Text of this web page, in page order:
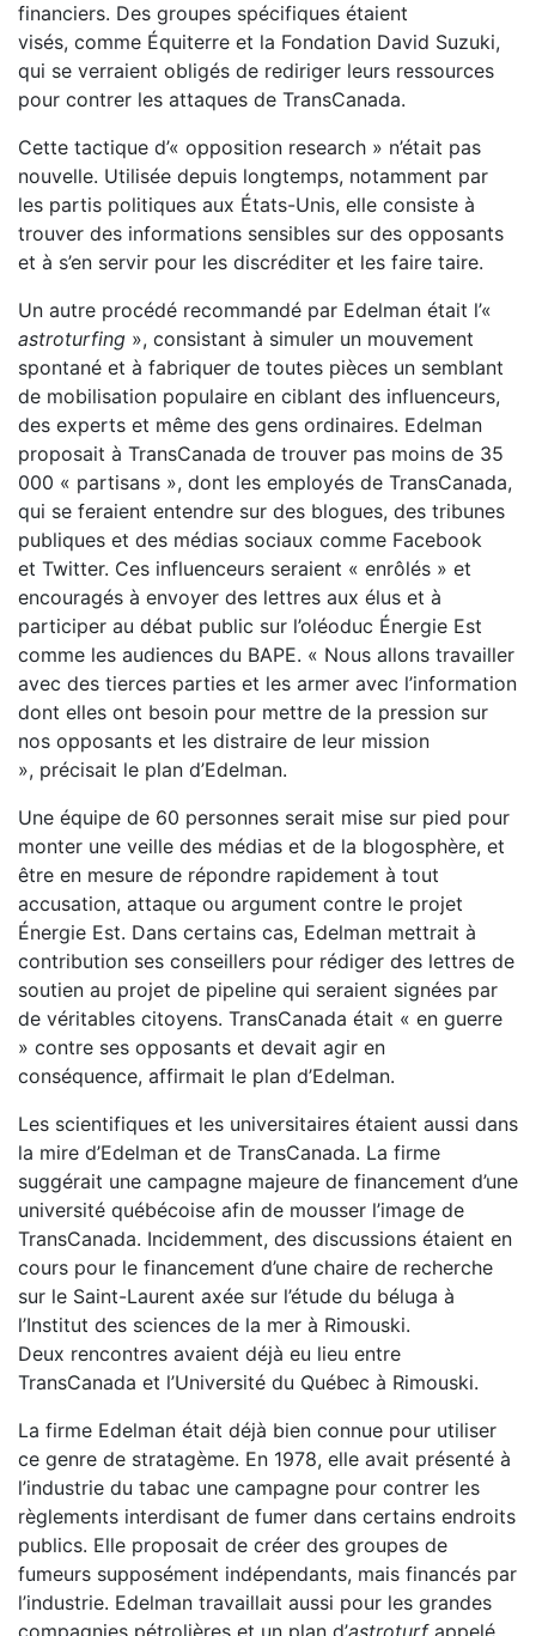
financiers. Des groupes spécifiques étaient
visés, comme Équiterre et la Fondation David Suzuki,
qui se verraient obligés de rediriger leurs ressources
pour contrer les attaques de TransCanada.
Cette tactique d’« opposition research » n’était pas
nouvelle. Utilisée depuis longtemps, notamment par
les partis politiques aux États-Unis, elle consiste à
trouver des informations sensibles sur des opposants
et à s’en servir pour les discréditer et les faire taire.
Un autre procédé recommandé par Edelman était l’«
astroturfing », consistant à simuler un mouvement
spontané et à fabriquer de toutes pièces un semblant
de mobilisation populaire en ciblant des influenceurs,
des experts et même des gens ordinaires. Edelman
proposait à TransCanada de trouver pas moins de 35
000 « partisans », dont les employés de TransCanada,
qui se feraient entendre sur des blogues, des tribunes
publiques et des médias sociaux comme Facebook
et Twitter. Ces influenceurs seraient « enrôlés » et
encouragés à envoyer des lettres aux élus et à
participer au débat public sur l’oléoduc Énergie Est
comme les audiences du BAPE. « Nous allons travailler
avec des tierces parties et les armer avec l’information
dont elles ont besoin pour mettre de la pression sur
nos opposants et les distraire de leur mission
», précisait le plan d’Edelman.
Une équipe de 60 personnes serait mise sur pied pour
monter une veille des médias et de la blogosphère, et
être en mesure de répondre rapidement à tout
accusation, attaque ou argument contre le projet
Énergie Est. Dans certains cas, Edelman mettrait à
contribution ses conseillers pour rédiger des lettres de
soutien au projet de pipeline qui seraient signées par
de véritables citoyens. TransCanada était « en guerre
» contre ses opposants et devait agir en
conséquence, affirmait le plan d’Edelman.
Les scientifiques et les universitaires étaient aussi dans
la mire d’Edelman et de TransCanada. La firme
suggérait une campagne majeure de financement d’une
université québécoise afin de mousser l’image de
TransCanada. Incidemment, des discussions étaient en
cours pour le financement d’une chaire de recherche
sur le Saint-Laurent axée sur l’étude du béluga à
l’Institut des sciences de la mer à Rimouski.
Deux rencontres avaient déjà eu lieu entre
TransCanada et l’Université du Québec à Rimouski.
La firme Edelman était déjà bien connue pour utiliser
ce genre de stratagème. En 1978, elle avait présenté à
l’industrie du tabac une campagne pour contrer les
règlements interdisant de fumer dans certains endroits
publics. Elle proposait de créer des groupes de
fumeurs supposément indépendants, mais financés par
l’industrie. Edelman travaillait aussi pour les grandes
compagnies pétrolières et un plan d’astroturf appelé